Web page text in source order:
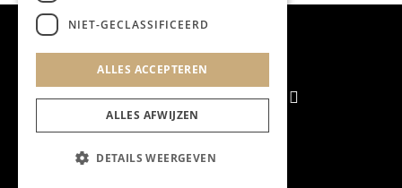
Aanmelden nieuwsbrief
NIET-GECLASSIFICEERD
ALLES ACCEPTEREN
ALLES AFWIJZEN
DETAILS WEERGEVEN